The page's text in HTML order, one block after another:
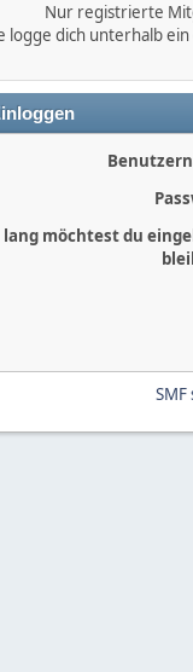
Nur registrierte
logge dich unterhalb
lang möchtest du
SMF